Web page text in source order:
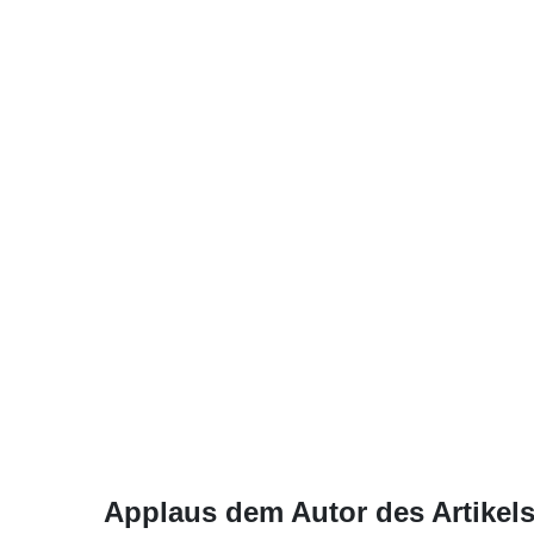
Applaus dem Autor des